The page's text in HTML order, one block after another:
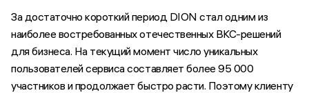
За достаточно короткий период DION стал одним из
наиболее востребованных отечественных ВКС-решений
для бизнеса. На текущий момент число уникальных
пользователей сервиса составляет более 95 000
участников и продолжает быстро расти. Поэтому клиенту